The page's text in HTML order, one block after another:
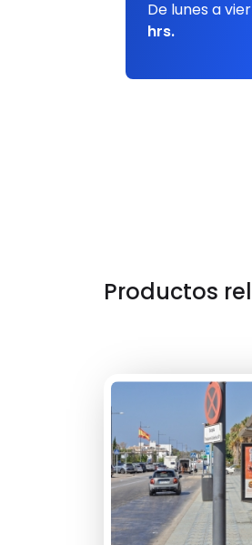
De lunes a
hrs.
Productos